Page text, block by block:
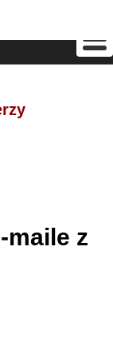
maile z